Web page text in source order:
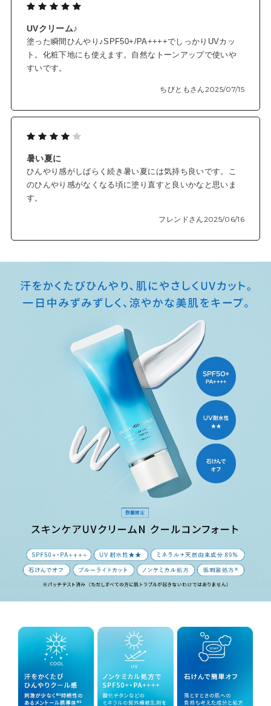
UVクリーム♪
塗った瞬間ひんやり♪SPF50+/PA++++でしっかりUVカッ
ト。化粧下地にも使えます。自然なトーンアップで使いや
すいです。
ちびともさん2025/07/15
暑い夏に
ひんやり感がしばらく続き暑い夏には気持ち良いです。こ
のひんやり感がなくなる頃に塗り直すと良いかなと思いま
す。
フレンドさん2025/06/16